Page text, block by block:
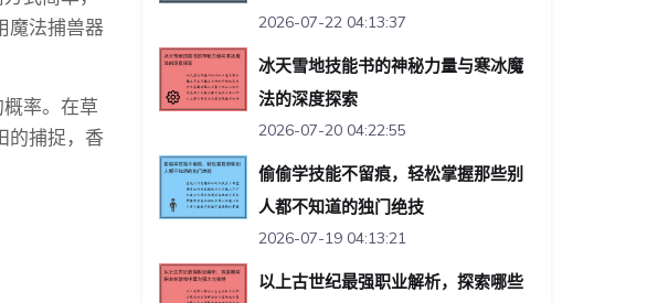
魔法捕兽器
率。在草
的捕捉，香
2026-07-22 04:13:37
冰天雪地技能书的神秘力量与寒冰魔
法的深度探索
2026-07-20 04:22:55
偷偷学技能不留痕，轻松掌握那些别
人都不知道的独门绝技
2026-07-19 04:13:21
以上古世纪最强职业解析，探索哪些